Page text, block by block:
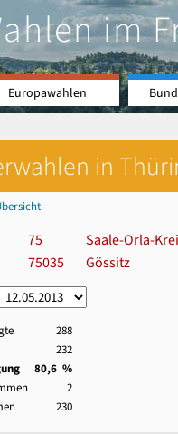
im
Europawahlen
in
75
Saale-Orla-
75035 Gössitz
288
232
80,6 %
2
230